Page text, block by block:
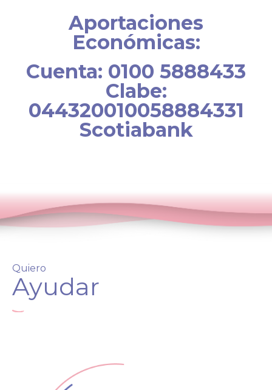
Aportaciones
Económicas:
Cuenta: 0100 5888433
Clabe:
044320010058884331
Scotiabank
Quiero
Ayudar